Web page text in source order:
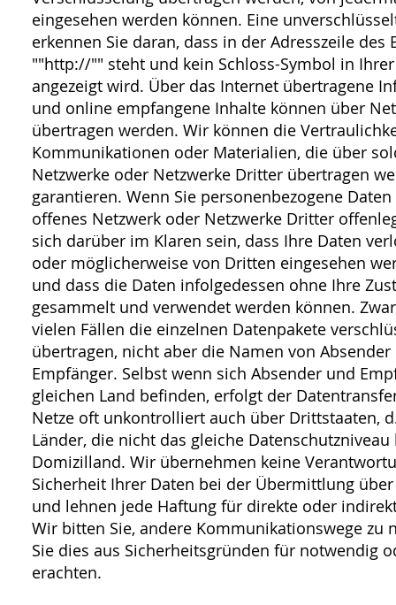
eingesehen werden können. Eine
erkennen Sie daran, dass in der Adresszeile des
""http://"" steht und kein Schloss-Symbol in
angezeigt wird. Über das Internet übertragene
und online empfangene Inhalte können über
übertragen werden. Wir können die
Kommunikationen oder Materialien, die über
Netzwerke oder Netzwerke Dritter übertragen
garantieren. Wenn Sie personenbezogene
offenes Netzwerk oder Netzwerke Dritter
sich darüber im Klaren sein, dass Ihre Daten
oder möglicherweise von Dritten eingesehen
und dass die Daten infolgedessen ohne Ihre
gesammelt und verwendet werden können.
vielen Fällen die einzelnen Datenpakete
übertragen, nicht aber die Namen von Absender
Empfänger. Selbst wenn sich Absender und
gleichen Land befinden, erfolgt der
Netze oft unkontrolliert auch über Drittstaaten,
Länder, die nicht das gleiche
Domizilland. Wir übernehmen keine
Sicherheit Ihrer Daten bei der Übermittlung
und lehnen jede Haftung für direkte oder
Wir bitten Sie, andere Kommunikationswege zu
Sie dies aus Sicherheitsgründen für notwendig
erachten.